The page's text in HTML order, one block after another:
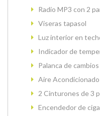
Radio MP3 con 2
Viseras tapasol
Luz interior en
Indicador de
Palanca de
Aire Acondicionado
2 Cinturones de 3
Encendedor de